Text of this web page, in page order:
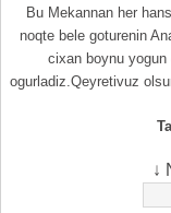
Bu Mekannan her
noqte bele goturenin
cixan boynu yogun
ogurladiz.Qeyretivuz
↓